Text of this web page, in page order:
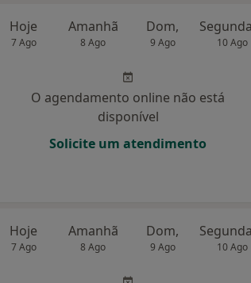
Hoje
7 Ago
Amanhã
8 Ago
Dom,
9 Ago 10 Ago
O agendamento online não está
disponível
Solicite um atendimento
Hoje
7 Ago
Amanhã
8 Ago
Dom,
9 Ago 10 Ago